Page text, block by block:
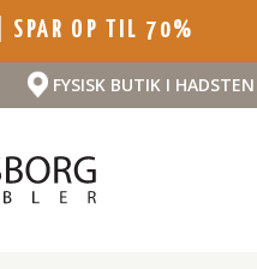
SPAR OP TIL 70%
FYSISK BUTIK I HADSTEN